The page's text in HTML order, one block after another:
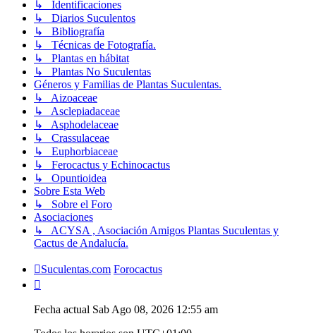
↳ Identificaciones
↳ Diarios Suculentos
↳ Bibliografía
↳ Técnicas de Fotografía.
↳ Plantas en hábitat
↳ Plantas No Suculentas
Géneros y Familias de Plantas Suculentas.
↳ Aizoaceae
↳ Asclepiadaceae
↳ Asphodelaceae
↳ Crassulaceae
↳ Euphorbiaceae
↳ Ferocactus y Echinocactus
↳ Opuntioidea
Sobre Esta Web
↳ Sobre el Foro
Asociaciones
↳ ACYSA , Asociación Amigos Plantas Suculentas y
Cactus de Andalucía.
Suculentas.com Forocactus
Fecha actual Sab Ago 08, 2026 12:55 am